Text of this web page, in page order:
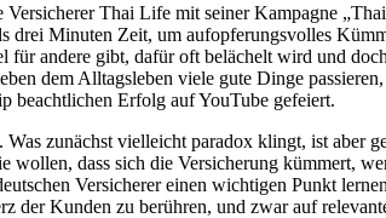
Thai Life mit seiner Kampagne
Minuten Zeit, um aufopferungsvolles
andere gibt, dafür oft belächelt wird und
dem Alltagsleben viele gute Dinge
beachtlichen Erfolg auf YouTube gefeiert.
zunächst vielleicht paradox klingt, ist aber
dass sich die Versicherung kümmert,
Versicherer einen wichtigen Punkt
der Kunden zu berühren, und zwar auf